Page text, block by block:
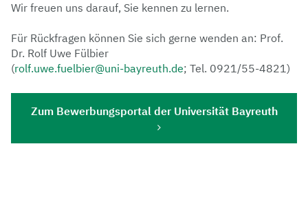
Wir freuen uns darauf, Sie kennen zu lernen.
Für Rückfragen können Sie sich gerne wenden an: Prof.
Dr. Rolf Uwe Fülbier
(rolf.uwe.fuelbier@uni-bayreuth.de; Tel. 0921/55-4821)
Zum Bewerbungsportal der Universität Bayreuth